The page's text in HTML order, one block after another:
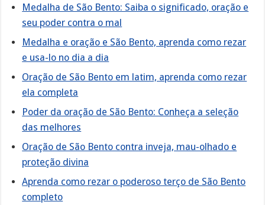
Medalha de São Bento: Saiba o significado, oração e
seu poder contra o mal
Medalha e oração e São Bento, aprenda como rezar
e usa-lo no dia a dia
Oração de São Bento em latim, aprenda como rezar
ela completa
Poder da oração de São Bento: Conheça a seleção
das melhores
Oração de São Bento contra inveja, mau-olhado e
proteção divina
Aprenda como rezar o poderoso terço de São Bento
completo